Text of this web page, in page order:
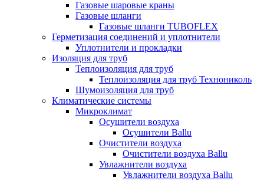
Газовые шаровые краны
Газовые шланги
Газовые шланги TUBOFLEX
Герметизация соединений и уплотнители
Уплотнители и прокладки
Изоляция для труб
Теплоизоляция для труб
Теплоизоляция для труб Технониколь
Шумоизоляция для труб
Климатические системы
Микроклимат
Осушители воздуха
Осушители Ballu
Очистители воздуха
Очистители воздуха Ballu
Увлажнители воздуха
Увлажнители воздуха Ballu